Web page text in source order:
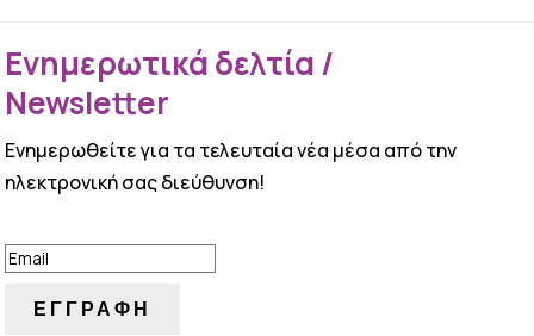
Ενημερωτικά δελτία /
Newsletter
Ενημερωθείτε για τα τελευταία νέα μέσα από την
ηλεκτρονική σας διεύθυνση!
ΕΓΓΡΑΦΗ